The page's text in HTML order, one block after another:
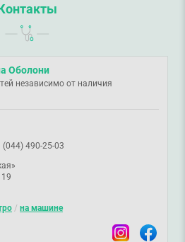
Оболони
независимо от наличия
(044) 490-25-03
/ на машине
InstagramFacebook